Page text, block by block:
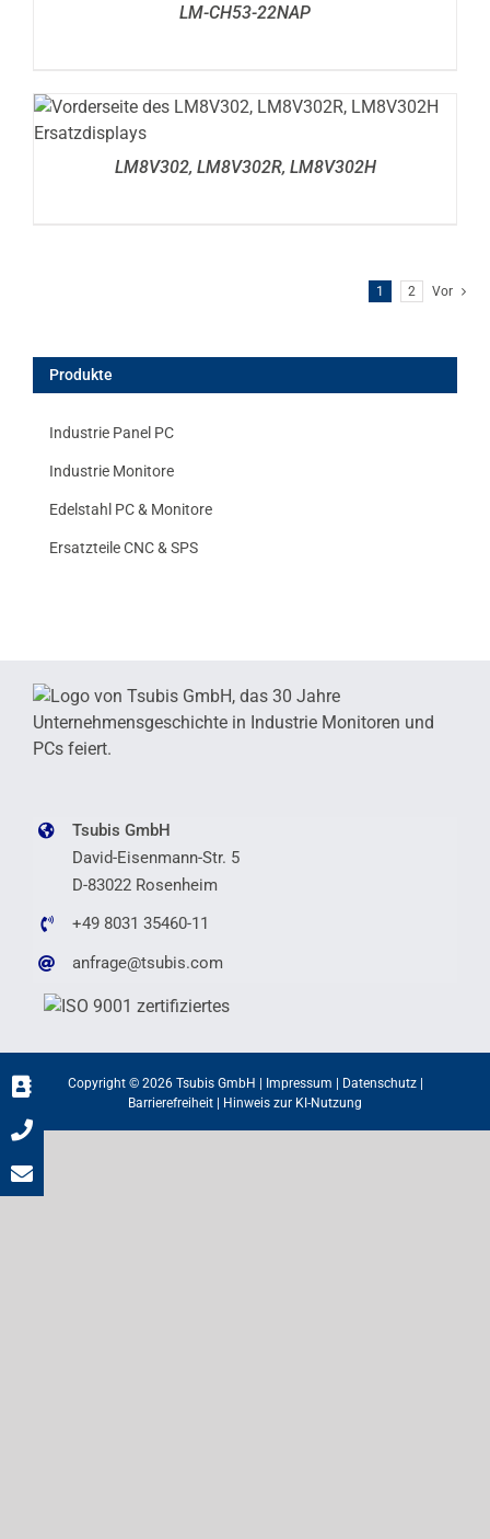
LM-CH53-22NAP
LM8V302, LM8V302R, LM8V302H
1 2 Vor
Produkte
Industrie Panel PC
Industrie Monitore
Edelstahl PC & Monitore
Ersatzteile CNC & SPS
Tsubis GmbH
David-Eisenmann-Str. 5
D-83022 Rosenheim
+49 8031 35460-11
anfrage@tsubis.com
Copyright © 2026 Tsubis GmbH | Impressum | Datenschutz|
Barrierefreiheit | Hinweis zur KI-Nutzung